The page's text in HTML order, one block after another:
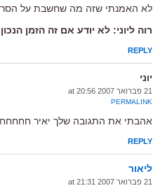
לא האמנתי שזה מה שחשבת על הסרט
רוה ליוני: לא יודע אם זה הזמן
REPLY
יוני
21 פברואר 2007 at 20:56
PERMALINK
אהבתי את התגובה שלך יאיר
REPLY
ליאור
21 פברואר 2007 at 21:31